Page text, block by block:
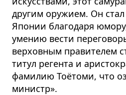
другим оружием. Он
Японии благодаря
умению вести
верховным правителем
титул регента и
фамилию Тоётоми, что
министр».